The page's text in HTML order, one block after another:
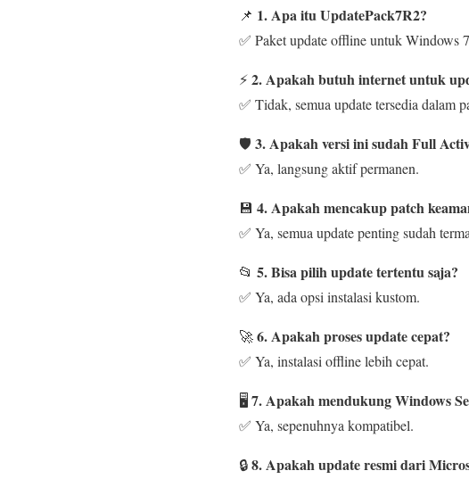
📌 1. Apa itu UpdatePack7R2?
✅ Paket update offline untuk Windows
⚡2. Apakah butuh internet untuk
✅ Tidak, semua update tersedia dalam
🛡️ 3. Apakah versi ini sudah Full
✅ Ya, langsung aktif permanen.
💾 4. Apakah mencakup patch
✅ Ya, semua update penting sudah
📂 5. Bisa pilih update tertentu saja?
✅ Ya, ada opsi instalasi kustom.
🚀6. Apakah proses update cepat?
✅ Ya, instalasi offline lebih cepat.
🖥️ 7. Apakah mendukung Windows
✅ Ya, sepenuhnya kompatibel.
🔒8. Apakah update resmi dari